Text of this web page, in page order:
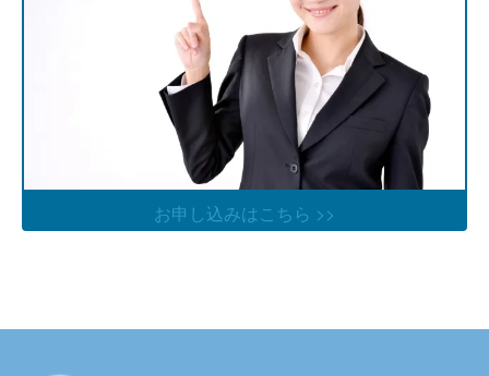
お申し込みはこちら >>